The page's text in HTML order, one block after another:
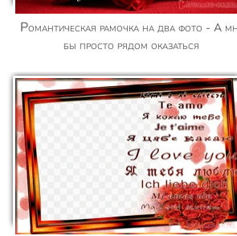
Романтическая рамочка на два фото - А мне
бы просто рядом оказаться